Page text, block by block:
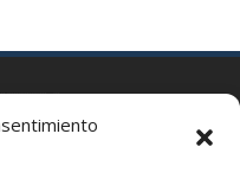
Barcelona